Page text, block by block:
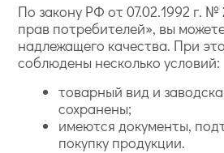
По закону РФ от 07.02.1992 г.
прав потребителей», вы
надлежащего качества. При
соблюдены несколько условий:
товарный вид и
сохранены;
имеются документы,
покупку продукции.